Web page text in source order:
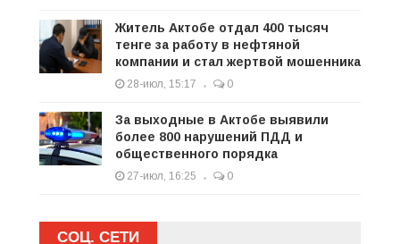
Житель Актобе отдал 400 тысяч
тенге за работу в нефтяной
компании и стал жертвой мошенника
28-июл, 15:17 0
За выходные в Актобе выявили
более 800 нарушений ПДД и
общественного порядка
27-июл, 16:25 0
СОЦ. СЕТИ